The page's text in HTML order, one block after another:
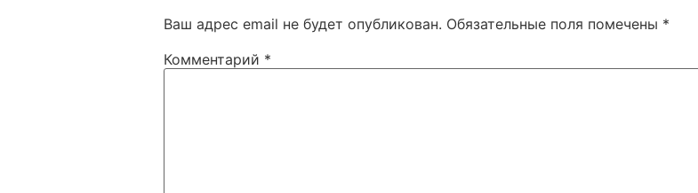
Ваш адрес email не будет опубликован. Обязательные поля помечены *
Комментарий *